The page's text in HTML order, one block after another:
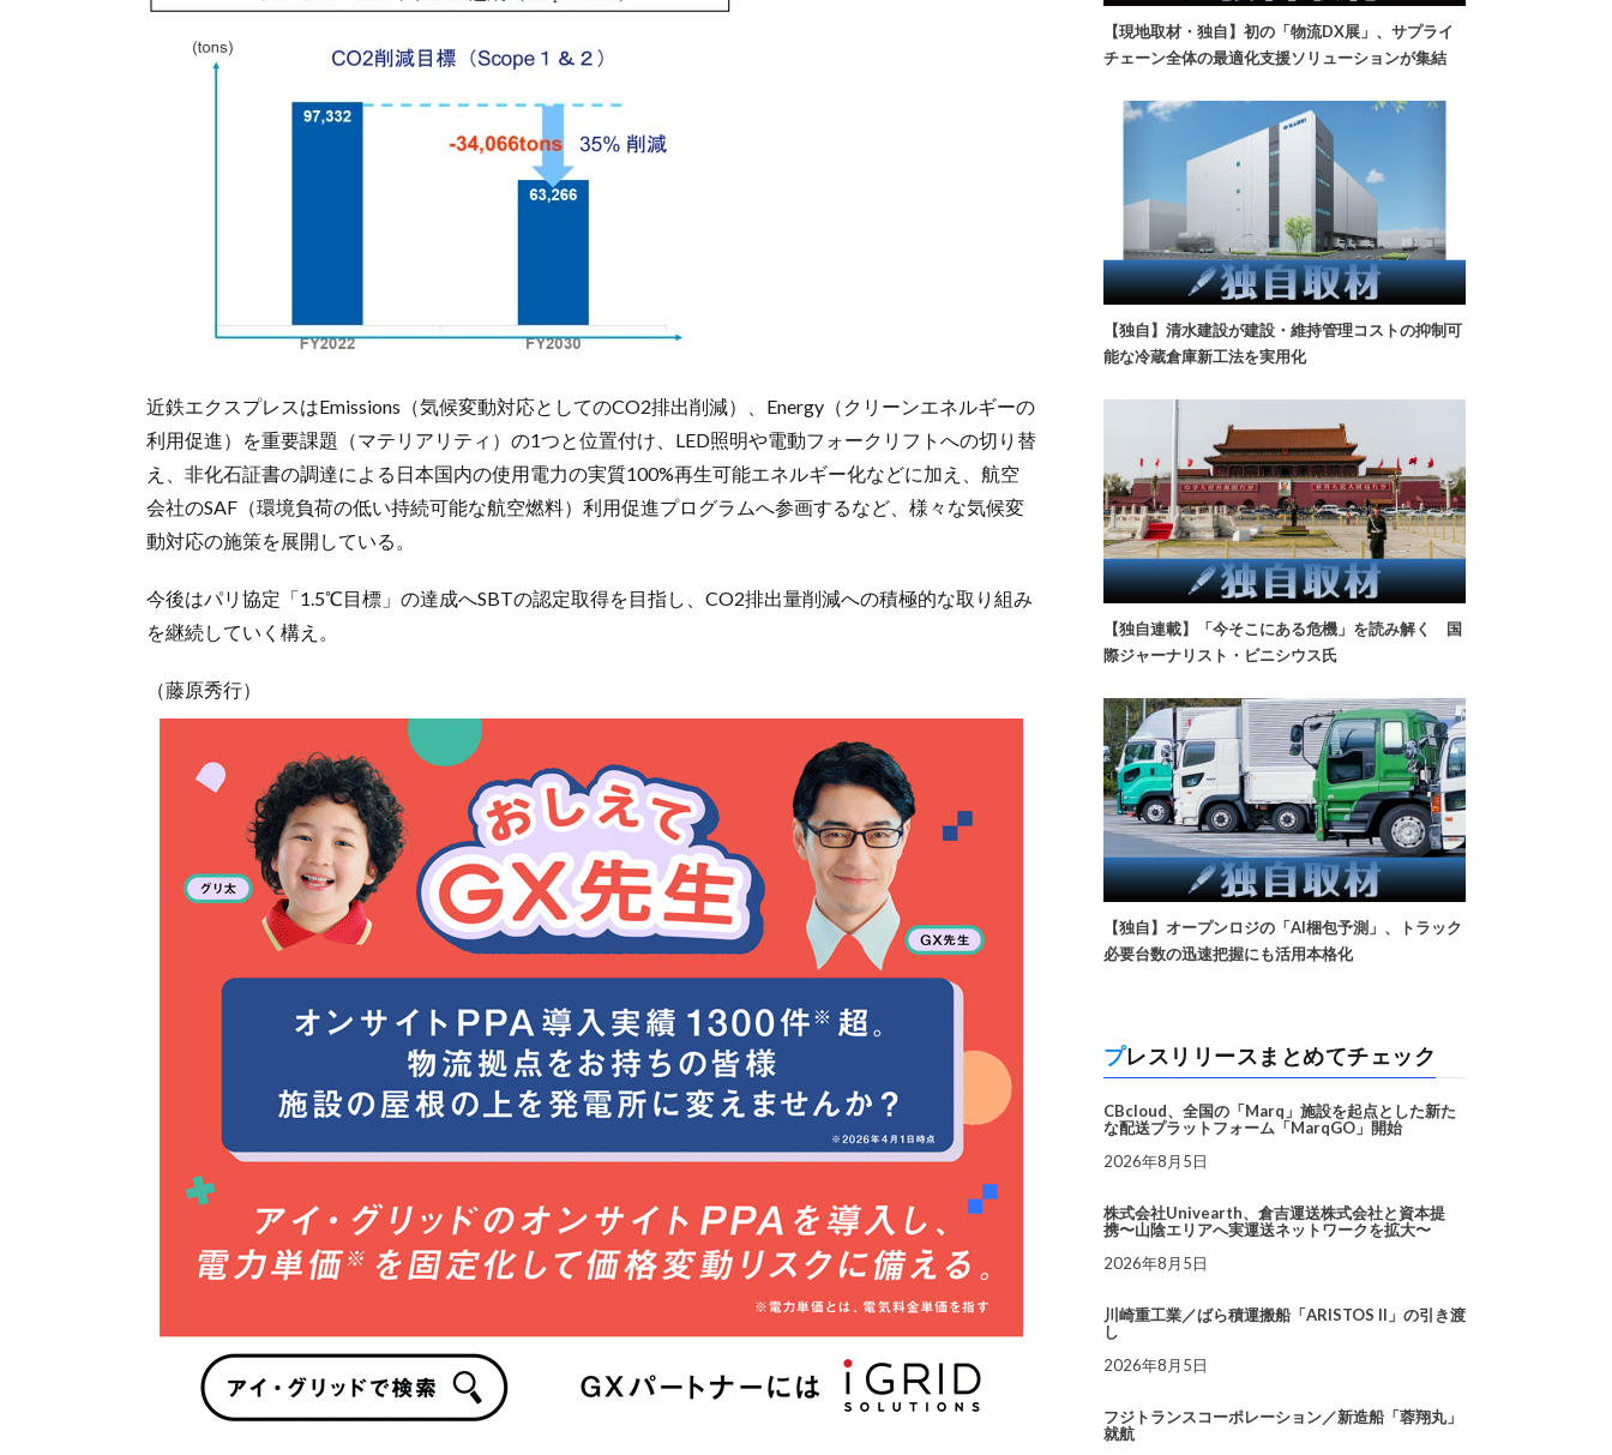
近鉄エクスプレスはEmissions（気候変動対応としてのCO2排出削減）、Energy（クリーンエネルギーの
利用促進）を重要課題（マテリアリティ）の1つと位置付け、LED照明や電動フォークリフトへの切り替
え、非化石証書の調達による日本国内の使用電力の実質100%再生可能エネルギー化などに加え、航空
会社のSAF（環境負荷の低い持続可能な航空燃料）利用促進プログラムへ参画するなど、様々な気候変
動対応の施策を展開している。
今後はパリ協定「1.5℃目標」の達成へSBTの認定取得を目指し、CO2排出量削減への積極的な取り組み
を継続していく構え。
（藤原秀行）
【現地取材・独自】初の「物流DX展」、サプライ
チェーン全体の最適化支援ソリューションが集結
【独自】清水建設が建設・維持管理コストの抑制可
能な冷蔵倉庫新工法を実用化
【独自連載】「今そこにある危機」を読み解く 国
際ジャーナリスト・ビニシウス氏
【独自】オープンロジの「AI梱包予測」、トラック
必要台数の迅速把握にも活用本格化
プレスリリースまとめてチェック
CBcloud、全国の「Marq」施設を起点とした新た
な配送プラットフォーム「MarqGO」開始
2026年8月5日
株式会社Univearth、倉吉運送株式会社と資本提
携〜山陰エリアへ実運送ネットワークを拡大〜
2026年8月5日
川崎重工業／ばら積運搬船「ARISTOS II」の引き渡
し
2026年8月5日
フジトランスコーポレーション／新造船「蓉翔丸」
就航